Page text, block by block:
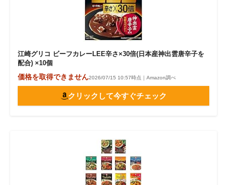
江崎グリコ ビーフカレーLEE辛さ×30倍(日本産神出雲唐辛子を
配合) ×10個
価格を取得できません2026/07/15 10:57時点｜Amazon調べ
クリックして今すぐチェック